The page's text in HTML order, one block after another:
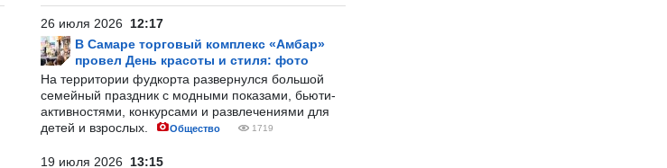
26 июля 2026 12:17
В Самаре торговый комплекс «Амбар»
провел День красоты и стиля: фото
На территории фудкорта развернулся большой
семейный праздник с модными показами, бьюти-
активностями, конкурсами и развлечениями для
детей и взрослых.
Общество 1719
19 июля 2026 13:15